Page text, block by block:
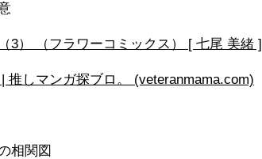
3） （フラワーコミックス） [ 七尾 美緒 ]
推しマンガ探ブロ。 (veteranmama.com)
相関図